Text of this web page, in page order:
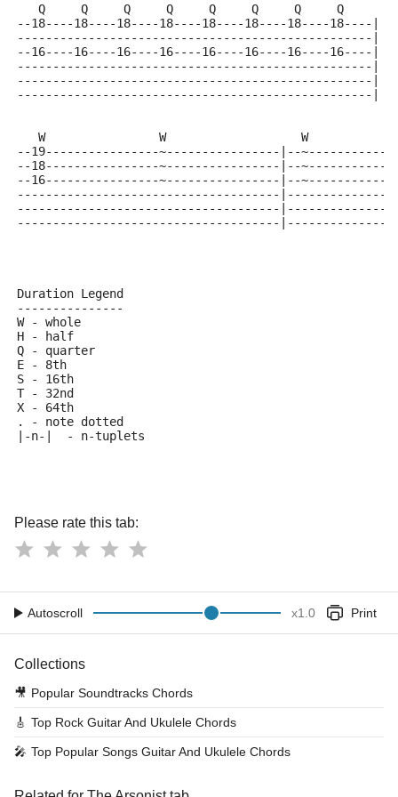
   Q     Q     Q     Q     Q     Q     Q     Q
--18----18----18----18----18----18----18----18----|
--------------------------------------------------|
--16----16----16----16----16----16----16----16----|
--------------------------------------------------|
--------------------------------------------------|
--------------------------------------------------|
W                W
--19----------------~----------------|--
--18----------------~----------------|--
--16----------------~----------------|--
-------------------------------------
-------------------------------------
-------------------------------------
Duration Legend
---------------
W - whole
H - half
Q - quarter
E - 8th
S - 16th
T - 32nd
X - 64th
. - note dotted
|-n-|  - n-tuplets
Please rate this tab:
Autoscroll x1.0 Print
Collections
🎥 Popular Soundtracks Chords
🎸 Top Rock Guitar And Ukulele Chords
🎤 Top Popular Songs Guitar And Ukulele Chords